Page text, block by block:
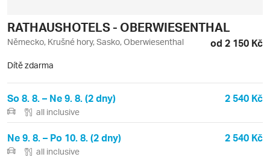
RATHAUSHOTELS - OBERWIESENTHAL
Německo, Krušné hory, Sasko, Oberwiesenthal od 2 150 Kč
Dítě zdarma
So 8. 8. – Ne 9. 8. (2 dny) 2 540 Kč
all inclusive
Ne 9. 8. – Po 10. 8. (2 dny) 2 540 Kč
all inclusive